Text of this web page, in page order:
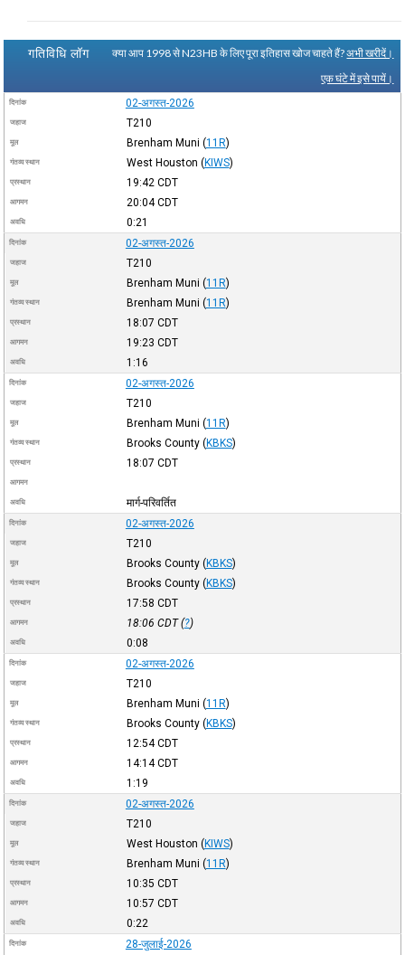
गतिविधि लॉग क्या आप 1998 से N23HB के लिए पूरा इतिहास खोज चाहते हैं?अभी खरीदें।
एक घंटे में इसे पायें।
दिनांक 02-अगस्त-2026
जहाज T210
मूल Brenham Muni (11R)
गंतव्य स्थान West Houston (KIWS)
प्रस्थान 19:42 CDT
आगमन 20:04CDT
अवधि 0:21
दिनांक 02-अगस्त-2026
जहाज T210
मूल Brenham Muni (11R)
गंतव्य स्थान Brenham Muni (11R)
प्रस्थान 18:07 CDT
आगमन 19:23 CDT
अवधि 1:16
दिनांक 02-अगस्त-2026
जहाज T210
मूल Brenham Muni (11R)
गंतव्य स्थान Brooks County (KBKS)
प्रस्थान 18:07 CDT
आगमन
अवधि मार्ग-परिवर्तित
दिनांक 02-अगस्त-2026
जहाज T210
मूल Brooks County (KBKS)
गंतव्य स्थान Brooks County (KBKS)
प्रस्थान 17:58 CDT
आगमन 18:06 CDT(?)
अवधि 0:08
दिनांक 02-अगस्त-2026
जहाज T210
मूल Brenham Muni (11R)
गंतव्य स्थान Brooks County (KBKS)
प्रस्थान 12:54CDT
आगमन 14:14CDT
अवधि 1:19
दिनांक 02-अगस्त-2026
जहाज T210
मूल West Houston (KIWS)
गंतव्य स्थान Brenham Muni (11R)
प्रस्थान 10:35 CDT
आगमन 10:57 CDT
अवधि 0:22
दिनांक 28-जुलाई-2026